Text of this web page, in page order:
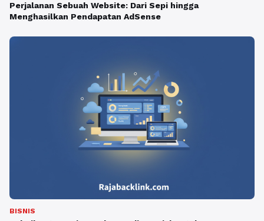
Perjalanan Sebuah Website: Dari Sepi hingga
Menghasilkan Pendapatan AdSense
BISNIS